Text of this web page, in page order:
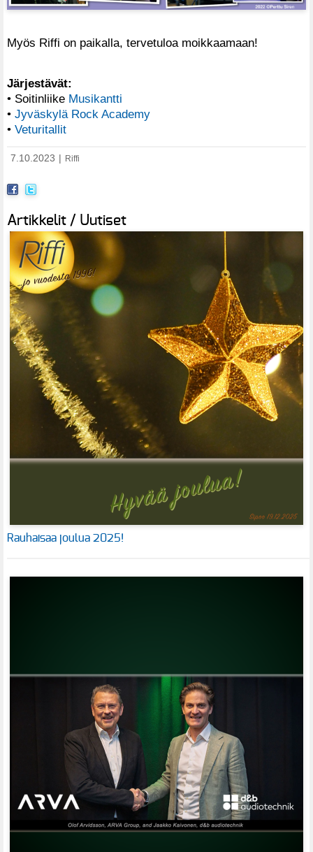
Myös Riffi on paikalla, tervetuloa moikkaamaan!
Järjestävät:
• Soitinliike Musikantti
• Jyväskylä Rock Academy
• Veturitallit
7.10.2023 Riffi
Artikkelit / Uutiset
Rauhaisaa joulua 2025!